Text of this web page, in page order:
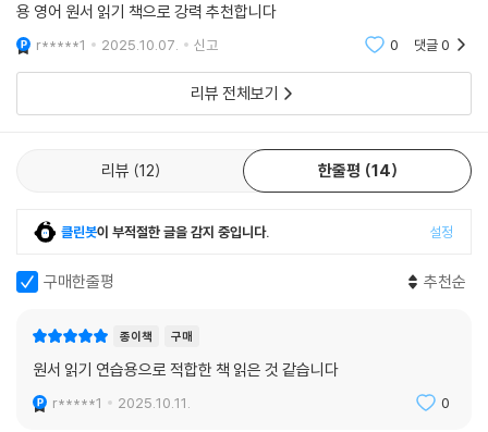
용 영어 원서 읽기 책으로 강력 추천합니다
r*****1 2025.10.07. 신고 0 댓글0
리뷰 전체보기
리뷰 12 한줄평 14
클린봇이 부적절한 글을 감지 중입니다. 설정
구매한줄평 추천순
종이책 구매
원서 읽기 연습용으로 적합한 책 읽은 것 같습니다
r*****1 2025.10.11. 0